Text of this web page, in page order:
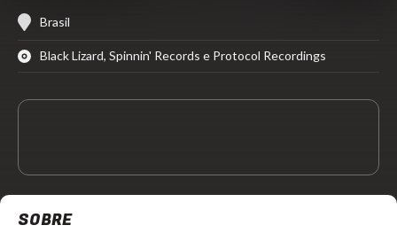
Brasil
Black Lizard, Spinnin' Records e Protocol Recordings
SOBRE